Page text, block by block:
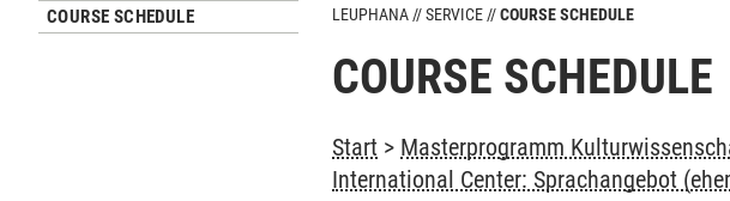
COURSE SCHEDULE LEUPHANA SERVICE COURSE SCHEDULE
COURSE SCHEDULE
Start > Masterprogramm
International Center: Sprachangebot